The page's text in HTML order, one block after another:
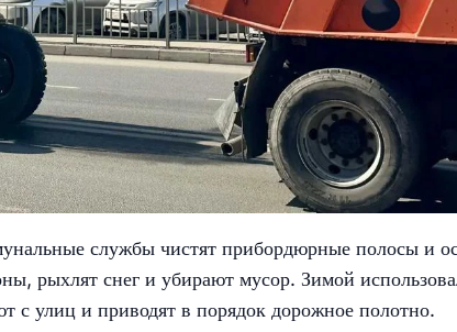
службы чистят прибордюрные полосы и
рыхлят снег и убирают мусор. Зимой
с улиц и приводят в порядок дорожное полотно.